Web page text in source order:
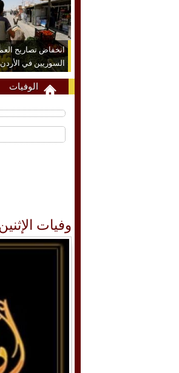
انخفاض تصاريح
السوريين في الأردن
الوفيات
وفيات الإثنين 16 - 3 -